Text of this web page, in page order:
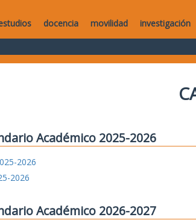
docencia movilidad investigación
Académico 2025-2026
2026
2026
Académico 2026-2027